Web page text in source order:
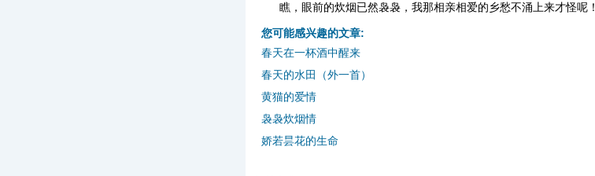
瞧，眼前的炊烟已然袅袅，我那相亲相爱的乡愁不涌上来才怪呢！
您可能感兴趣的文章:
春天在一杯酒中醒来
春天的水田（外一首）
黄猫的爱情
袅袅炊烟情
娇若昙花的生命